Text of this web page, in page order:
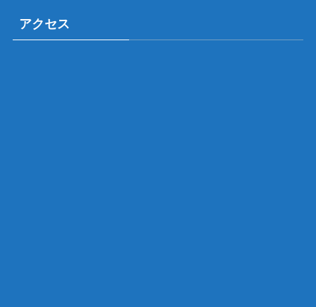
アクセス